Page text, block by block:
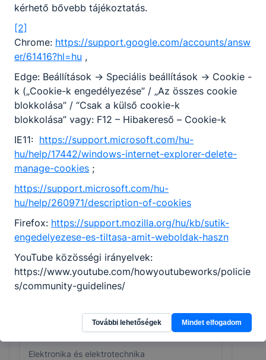
Vállalkozási ügyviteli ügyintéző
Gazdálkodás és menedzsment
Tovább
Villanyszerelő
Elektronika és elektrotechnika
kérhető bővebb tájékoztatás.
[2]
Chrome: https://support.google.com/accounts/answ
er/61416?hl=hu ,
Edge: Beállítások -> Speciális beállítások -> Cookie -
k („Cookie-k engedélyezése” / „Az összes cookie
blokkolása” / “Csak a külső cookie-k
blokkolása” vagy: F12 – Hibakereső – Cookie-k
IE11: https://support.microsoft.com/hu-
hu/help/17442/windows-internet-explorer-delete-
manage-cookies ;
https://support.microsoft.com/hu-
hu/help/260971/description-of-cookies
Firefox: https://support.mozilla.org/hu/kb/sutik-
engedelyezese-es-tiltasa-amit-weboldak-haszn
YouTube közösségi irányelvek:
https://www.youtube.com/howyoutubeworks/policie
s/community-guidelines/
További lehetőségek Mindet elfogadom